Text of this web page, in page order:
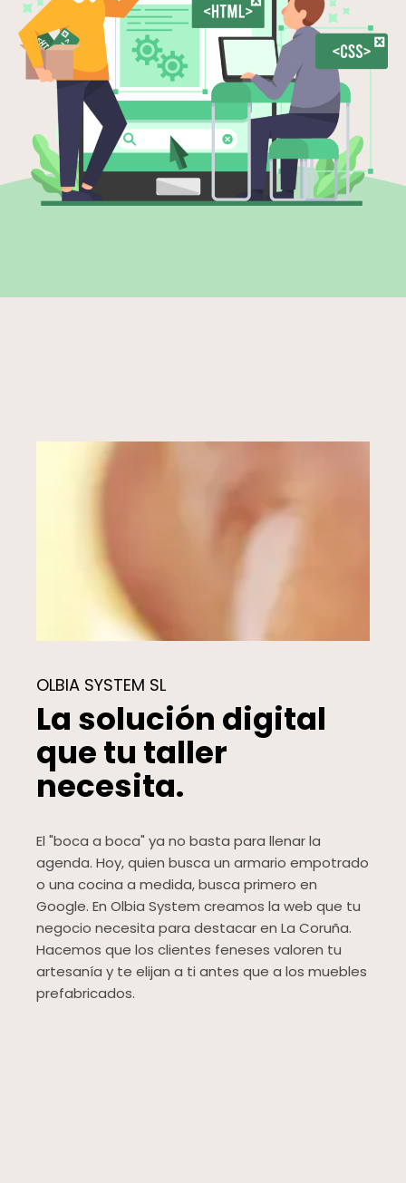
OLBIA SYSTEM SL
La solución digital
que tu taller
necesita.
El "boca a boca" ya no basta para llenar la
agenda. Hoy, quien busca un armario empotrado
o una cocina a medida, busca primero en
Google. En Olbia System creamos la web que tu
negocio necesita para destacar en La Coruña.
Hacemos que los clientes feneses valoren tu
artesanía y te elijan a ti antes que a los muebles
prefabricados.